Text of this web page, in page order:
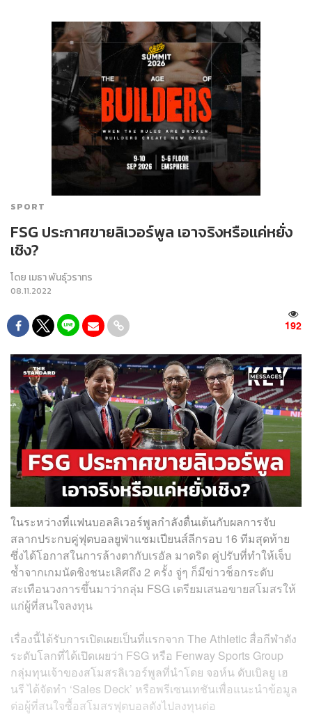
SPORT
FSG ประกาศขายลิเวอร์พูล เอาจริงหรือแค่หยั่ง
เชิง?
โดย เมธา พันธุ์วราทร
08.11.2022
192
ในระหว่างที่แฟนบอลลิเวอร์พูลกำลังตื่นเต้นกับผลการจับ
สลากประกบคู่ฟุตบอลยูฟ่าแชมเปียนส์ลีกรอบ 16 ทีมสุดท้าย
ซึ่งได้โอกาสในการล้างตากับเรอัล มาดริด คู่ปรับที่ทำให้เจ็บ
ช้ำจากเกมนัดชิงชนะเลิศถึง 2 ครั้ง จู่ๆ ก็มีข่าวช็อกระดับ
สะเทือนวงการขึ้นมาว่ากลุ่ม FSG เตรียมเสนอขายสโมสรให้
แก่ผู้ที่สนใจลงทุน
เรื่องนี้ได้รับการเปิดเผยเป็นที่แรกจาก The Athletic สื่อกีฬาดัง
ระดับโลกที่ได้เปิดเผยว่า FSG หรือ Fenway Sports Group
กลุ่มทุนเจ้าของสโมสรลิเวอร์พูลที่นำโดย จอห์น ดับเบิลยู เฮ
นรี ได้จัดทำ ‘Sales Deck’ หรือพรีเซนเทชันเพื่อแนะนำข้อมูล
ต่อผู้ที่สนใจซื้อสโมสรฟุตบอลดังไปลงทุนต่อ